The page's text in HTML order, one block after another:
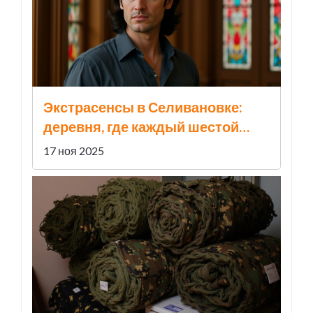
Экстрасенсы в Селивановке:
деревня, где каждый шестой
умер за 18 месяцев
17 ноя 2025